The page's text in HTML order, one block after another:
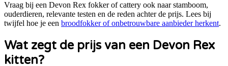
Vraag bij een Devon Rex fokker of cattery ook naar stamboom,
ouderdieren, relevante testen en de reden achter de prijs. Lees bij
twijfel hoe je een broodfokker of onbetrouwbare aanbieder herkent.
Wat zegt de prijs van een Devon Rex
kitten?